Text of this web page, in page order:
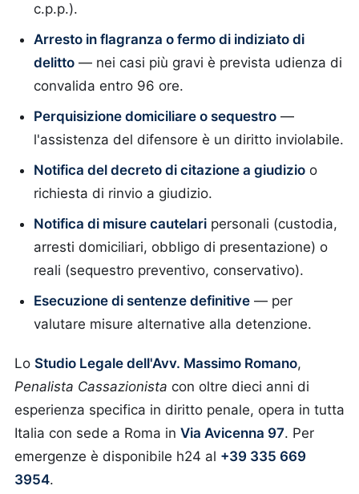
c.p.p.).
Arresto in flagranza o fermo di indiziato di
delitto — nei casi più gravi è prevista udienza di
convalida entro 96 ore.
Perquisizione domiciliare o sequestro —
l'assistenza del difensore è un diritto inviolabile.
Notifica del decreto di citazione a giudizio o
richiesta di rinvio a giudizio.
Notifica di misure cautelari personali (custodia,
arresti domiciliari, obbligo di presentazione) o
reali (sequestro preventivo, conservativo).
Esecuzione di sentenze definitive — per
valutare misure alternative alla detenzione.
Lo Studio Legale dell'Avv. Massimo Romano,
Penalista Cassazionista con oltre dieci anni di
esperienza specifica in diritto penale, opera in tutta
Italia con sede a Roma in Via Avicenna 97. Per
emergenze è disponibile h24 al +39 335 669
3954.